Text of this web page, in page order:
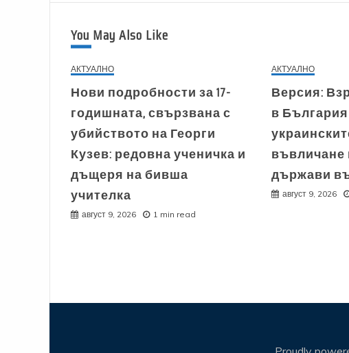
You May Also Like
АКТУАЛНО
Нови подробности за 17-
годишната, свързвана с
убийството на Георги
Кузев: редовна ученичка и
дъщеря на бивша
учителка
август 9, 2026 1 min read
АКТУАЛНО
Версия:
в
въвличане
държави
август 9, 2026